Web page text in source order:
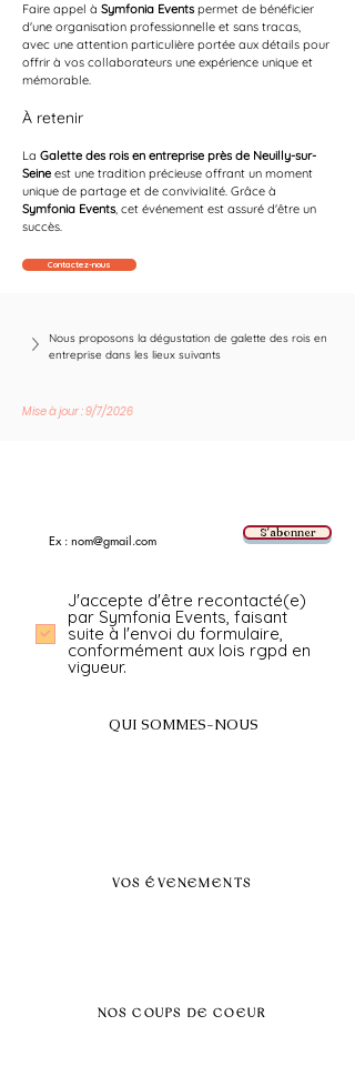
Faire appel à Symfonia Events permet de bénéficier
d'une organisation professionnelle et sans tracas,
avec une attention particulière portée aux détails pour
offrir à vos collaborateurs une expérience unique et
mémorable.
À retenir
La Galette des rois en entreprise près de Neuilly-sur-
Seine est une tradition précieuse offrant un moment
unique de partage et de convivialité. Grâce à
Symfonia Events, cet événement est assuré d'être un
succès.
Contactez-nous
Nous proposons la dégustation de galette des rois en
entreprise dans les lieux suivants
Mise à jour : 9/7/2026
S'abonner
J'accepte d'être recontacté(e)
par Symfonia Events, faisant
suite à l'envoi du formulaire,
conformément aux lois rgpd en
vigueur.
QUI SOMMES-NOUS
VOS ÉVENEMENTS
NOS COUPS DE COEUR